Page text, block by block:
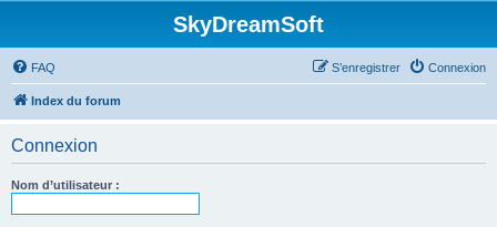
SkyDreamSoft
FAQ Connexion
S’enregistrer
Index du forum
Connexion
Nom d’utilisateur :